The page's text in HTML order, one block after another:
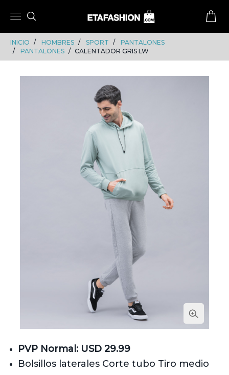
INICIO HOMBRES SPORT
PANTALONES
PANTALONES
CALENTADOR GRIS LW
PVP Normal: USD 29.99
Bolsillos laterales Corte tubo Tiro medio